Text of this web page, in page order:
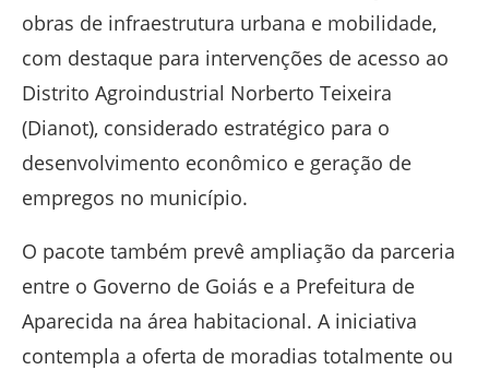
obras de infraestrutura urbana e mobilidade,
com destaque para intervenções de acesso ao
Distrito Agroindustrial Norberto Teixeira
(Dianot), considerado estratégico para o
desenvolvimento econômico e geração de
empregos no município.
O pacote também prevê ampliação da parceria
entre o Governo de Goiás e a Prefeitura de
Aparecida na área habitacional. A iniciativa
contempla a oferta de moradias totalmente ou